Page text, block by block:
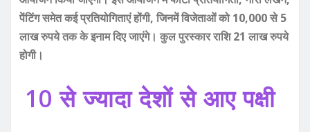
पेंटिंग समेत कई प्रतियोगिताएं होंगी, जिनमें विजेताओं को 10,000 से 5
लाख रुपये तक के इनाम दिए जाएंगे। कुल पुरस्कार राशि 21 लाख रुपये
होगी।
10 से ज्यादा देशों से आए पक्षी